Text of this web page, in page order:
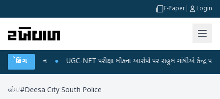
E-Paper Login
બ્રેકિંગ
ડેટા પ્લાન ● UGC-NET પરીક્ષા લીકના આરોપો પર રાહુલ ગાંધીએ કેન્દ્ર પર
હોમ/#Deesa City South Police